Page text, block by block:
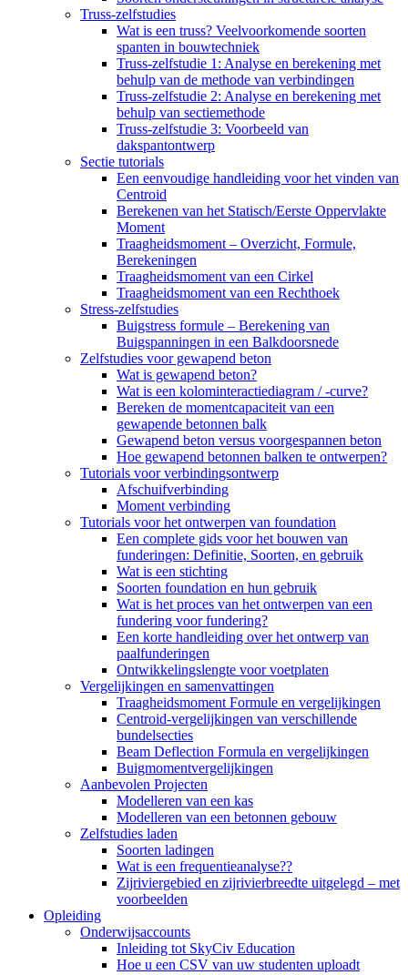
Truss-zelfstudies
Wat is een truss? Veelvoorkomende soorten
spanten in bouwtechniek
Truss-zelfstudie 1: Analyse en berekening met
behulp van de methode van verbindingen
Truss-zelfstudie 2: Analyse en berekening met
behulp van sectiemethode
Truss-zelfstudie 3: Voorbeeld van
dakspantontwerp
Sectie tutorials
Een eenvoudige handleiding voor het vinden van
Centroid
Berekenen van het Statisch/Eerste Oppervlakte
Moment
Traagheidsmoment – ​​Overzicht, Formule,
Berekeningen
Traagheidsmoment van een Cirkel
Traagheidsmoment van een Rechthoek
Stress-zelfstudies
Buigstress formule – Berekening van
Buigspanningen in een Balkdoorsnede
Zelfstudies voor gewapend beton
Wat is gewapend beton?
Wat is een kolominteractiediagram / -curve?
Bereken de momentcapaciteit van een
gewapende betonnen balk
Gewapend beton versus voorgespannen beton
Hoe gewapend betonnen balken te ontwerpen?
Tutorials voor verbindingsontwerp
Afschuifverbinding
Moment verbinding
Tutorials voor het ontwerpen van foundation
Een complete gids voor het bouwen van
funderingen: Definitie, Soorten, en gebruik
Wat is een stichting
Soorten foundation en hun gebruik
Wat is het proces van het ontwerpen van een
fundering voor fundering?
Een korte handleiding over het ontwerp van
paalfunderingen
Ontwikkelingslengte voor voetplaten
Vergelijkingen en samenvattingen
Traagheidsmoment Formule en vergelijkingen
Centroid-vergelijkingen van verschillende
bundelsecties
Beam Deflection Formula en vergelijkingen
Buigmomentvergelijkingen
Aanbevolen Projecten
Modelleren van een kas
Modelleren van een betonnen gebouw
Zelfstudies laden
Soorten ladingen
Wat is een frequentieanalyse??
Zijriviergebied en zijrivierbreedte uitgelegd – met
voorbeelden
Opleiding
Onderwijsaccounts
Inleiding tot SkyCiv Education
Hoe u een CSV van uw studenten uploadt